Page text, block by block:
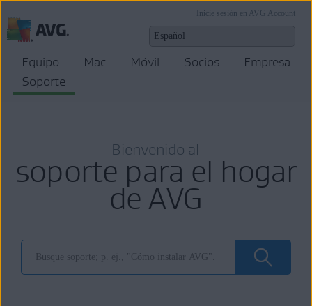
Inicie sesión en AVG Account
Equipo Mac Móvil Socios
Empresa
Soporte
Bienvenido al
soporte para el hogar
de AVG